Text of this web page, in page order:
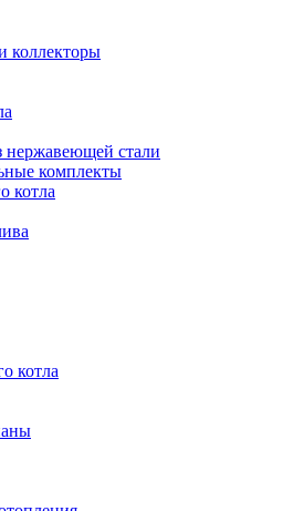
коллекторы
стали
комплекты
котла
котла